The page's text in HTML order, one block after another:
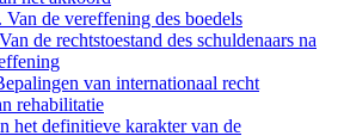
de vereffening des boedels
de rechtstoestand des schuldenaars na
van internationaal recht
rehabilitatie
het definitieve karakter van de